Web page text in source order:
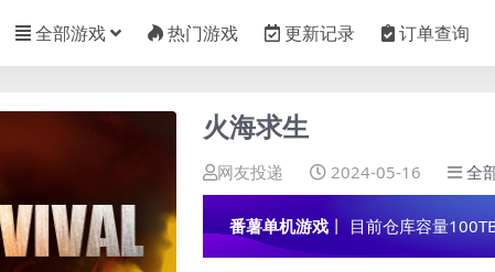
全部游戏 热门游戏 更新记录 订单查询
火海求生
网友投递 2024-05-16 全
番薯单机游戏 丨 目前仓库容量